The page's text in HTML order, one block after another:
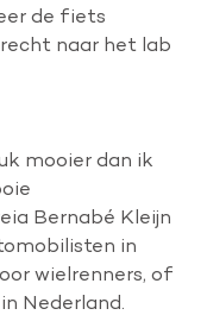
de fiets
naar het lab
mooier dan ik
Bernabé Kleijn
in
wielrenners, of
Nederland.